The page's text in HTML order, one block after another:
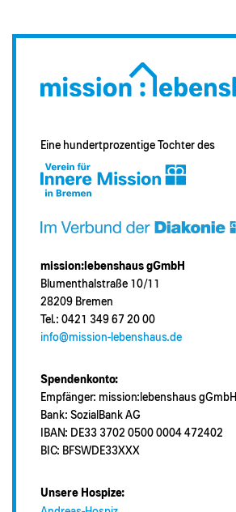
Eine hundertprozentige Tochter des
mission:lebenshaus gGmbH
Blumenthalstraße 10/11
28209 Bremen
Tel.: 0421 349 67 20 00
info@mission-lebenshaus.de
Spendenkonto:
Empfänger: mission:lebenshaus gGmbH
Bank: SozialBank AG
IBAN: DE33 3702 0500 0004 472402
BIC: BFSWDE33XXX
Unsere Hospize: